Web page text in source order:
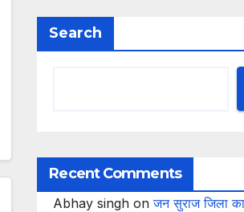
Search
Recent Comments
Abhay singh onजन सुराज जिला